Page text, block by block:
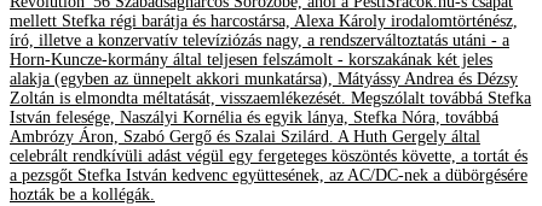
mellett Stefka régi barátja és harcostársa, Alexa Károly irodalomtörténész,
író, illetve a konzervatív televíziózás nagy, a rendszerváltoztatás utáni - a
Horn-Kuncze-kormány által teljesen felszámolt - korszakának két jeles
alakja (egyben az ünnepelt akkori munkatársa), Mátyássy Andrea és Dézsy
Zoltán is elmondta méltatását, visszaemlékezését. Megszólalt továbbá Stefka
István felesége, Naszályi Kornélia és egyik lánya, Stefka Nóra, továbbá
Ambrózy Áron, Szabó Gergő és Szalai Szilárd. A Huth Gergely által
celebrált rendkívüli adást végül egy fergeteges köszöntés követte, a tortát és
a pezsgőt Stefka István kedvenc együttesének, az AC/DC-nek a dübörgésére
hozták be a kollégák.